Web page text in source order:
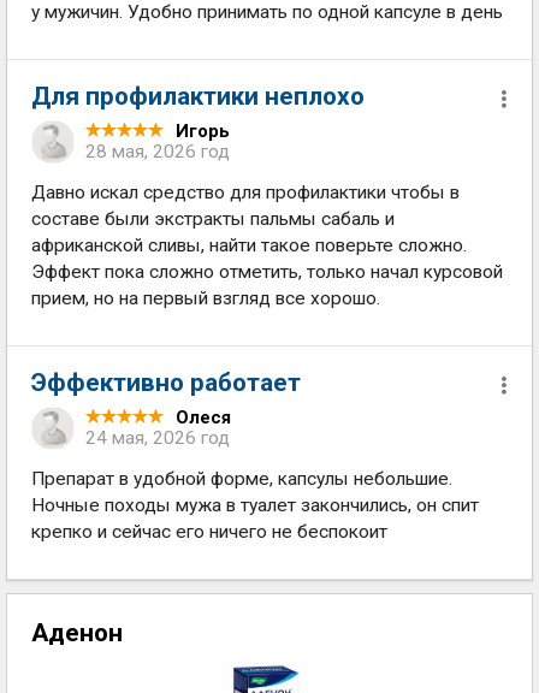
у мужичин. Удобно принимать по одной капсуле в день
Для профилактики неплохо
Игорь
28 мая, 2026 год
Давно искал средство для профилактики чтобы в
составе были экстракты пальмы сабаль и
африканской сливы, найти такое поверьте сложно.
Эффект пока сложно отметить, только начал курсовой
прием, но на первый взгляд все хорошо.
Эффективно работает
Олеся
24 мая, 2026 год
Препарат в удобной форме, капсулы небольшие.
Ночные походы мужа в туалет закончились, он спит
крепко и сейчас его ничего не беспокоит
Аденон